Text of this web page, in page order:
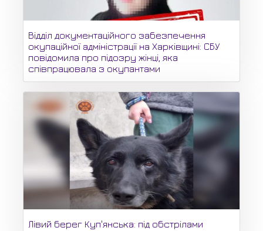
Відділ документаційного забезпечення
окупаційної адміністрації на Харківщині: СБУ
повідомила про підозру жінці, яка
співпрацювала з окупантами
Лівий берег Куп'янська: під обстрілами